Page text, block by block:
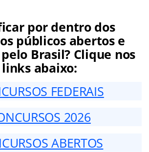
por dentro dos
públicos abertos e
Brasil? Clique nos
links abaixo:
FEDERAIS
2026
ABERTOS